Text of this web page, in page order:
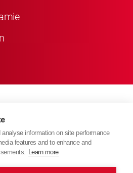
information on site performance
features and to enhance and
Learn more